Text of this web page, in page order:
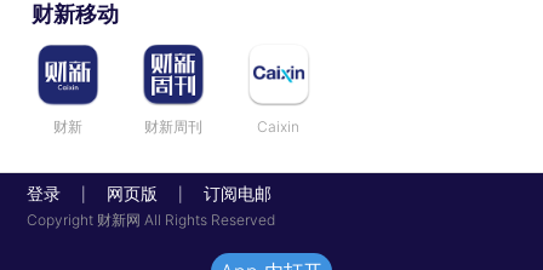
财新移动
财新 财新周刊 Caixin
登录 网页版 订阅电邮
Copyright 财新网 All Rights Reserved